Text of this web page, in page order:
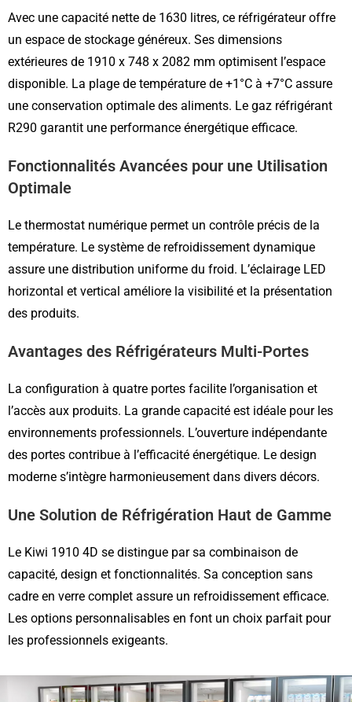
Avec une capacité nette de 1630 litres, ce réfrigérateur offre
un espace de stockage généreux. Ses dimensions
extérieures de 1910 x 748 x 2082 mm optimisent l’espace
disponible. La plage de température de +1°C à +7°C assure
une conservation optimale des aliments. Le gaz réfrigérant
R290 garantit une performance énergétique efficace.
Fonctionnalités Avancées pour une Utilisation
Optimale
Le thermostat numérique permet un contrôle précis de la
température. Le système de refroidissement dynamique
assure une distribution uniforme du froid. L’éclairage LED
horizontal et vertical améliore la visibilité et la présentation
des produits.
Avantages des Réfrigérateurs Multi-Portes
La configuration à quatre portes facilite l’organisation et
l’accès aux produits. La grande capacité est idéale pour les
environnements professionnels. L’ouverture indépendante
des portes contribue à l’efficacité énergétique. Le design
moderne s’intègre harmonieusement dans divers décors.
Une Solution de Réfrigération Haut de Gamme
Le Kiwi 1910 4D se distingue par sa combinaison de
capacité, design et fonctionnalités. Sa conception sans
cadre en verre complet assure un refroidissement efficace.
Les options personnalisables en font un choix parfait pour
les professionnels exigeants.